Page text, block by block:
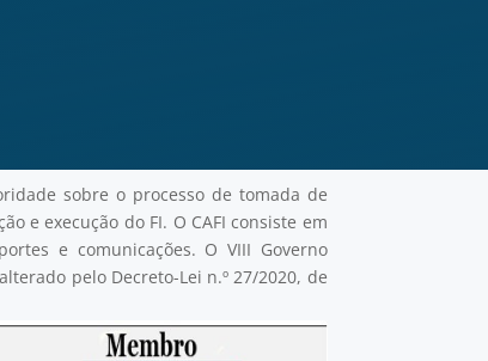
sobre o processo de tomada de
e execução do FI. O CAFI consiste em
e comunicações. O VIII Governo
pelo Decreto-Lei n.º 27/2020, de